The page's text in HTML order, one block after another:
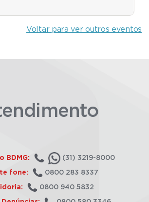
Voltar para ver outros eventos
BDMG: (31) 3219-8000
fone: 0800 283 8337
0800 940 5832